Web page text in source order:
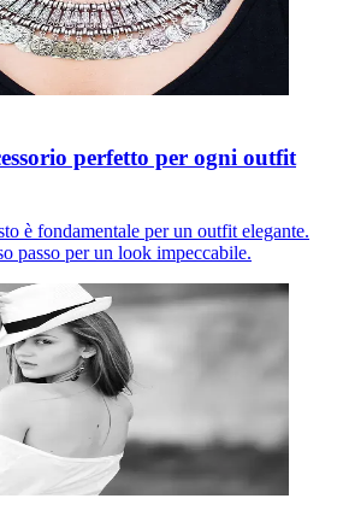
perfetto per ogni outfit
è fondamentale per un outfit elegante.
passo per un look impeccabile.